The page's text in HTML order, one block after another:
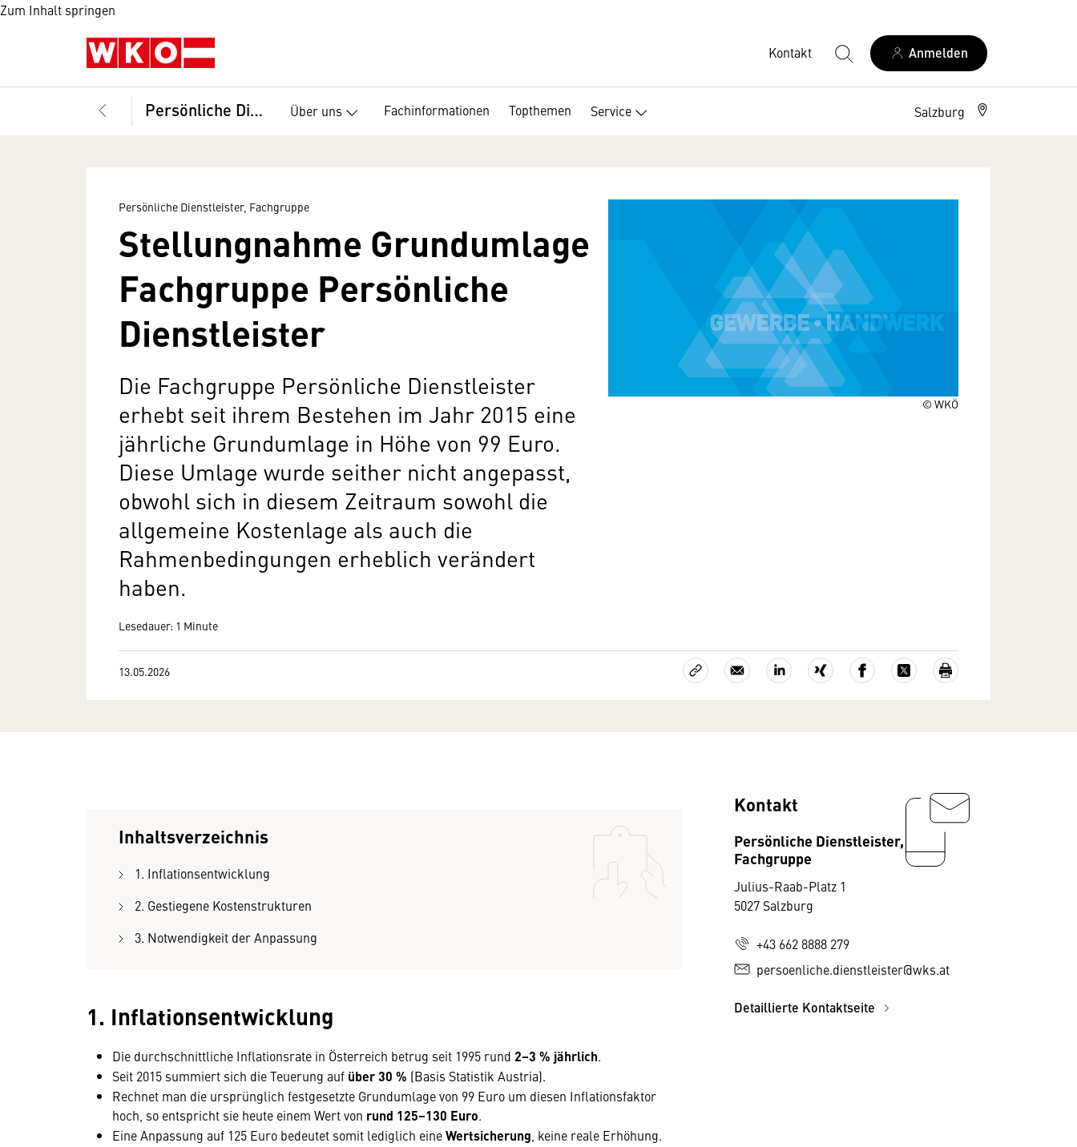
Zum Inhalt springen
Kontakt Anmelden
Persönliche Dienstleister, Fachgruppe Über uns Fachinformationen Topthemen Service Salzburg
© WKÖ
Persönliche Dienstleister, Fachgruppe
Stellungnahme Grundumlage
Fachgruppe Persönliche
Dienstleister
Die Fachgruppe Persönliche Dienstleister
erhebt seit ihrem Bestehen im Jahr 2015 eine
jährliche Grundumlage in Höhe von 99 Euro.
Diese Umlage wurde seither nicht angepasst,
obwohl sich in diesem Zeitraum sowohl die
allgemeine Kostenlage als auch die
Rahmenbedingungen erheblich verändert
haben.
Lesedauer: 1 Minute
13.05.2026
Inhaltsverzeichnis
1. Inflationsentwicklung
2. Gestiegene Kostenstrukturen
3. Notwendigkeit der Anpassung
1. Inflationsentwicklung
Die durchschnittliche Inflationsrate in Österreich betrug seit 1995 rund 2–3 % jährlich.
Seit 2015 summiert sich die Teuerung auf über 30 % (Basis Statistik Austria).
Rechnet man die ursprünglich festgesetzte Grundumlage von 99 Euro um diesen Inflationsfaktor
hoch, so entspricht sie heute einem Wert von rund 125–130 Euro.
Eine Anpassung auf 125 Euro bedeutet somit lediglich eineWertsicherung , keine reale Erhöhung.
Kontakt
Persönliche Dienstleister,
Fachgruppe
Julius-Raab-Platz 1
5027 Salzburg
+43 662 8888 279
persoenliche.dienstleister@wks.at
Detaillierte Kontaktseite